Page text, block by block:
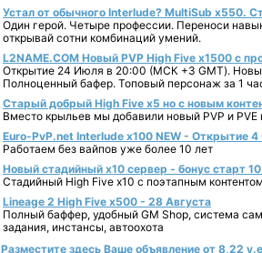
Устал от обычного Interlude? MultiSub x550.
Один герой. Четыре профессии. Переноси
открывай сотни комбинаций умений.
L2NAME.COM Новый PVP High Five x1500 с
Открытие 24 Июля в 20:00 (МСК +3 GMT).
Полноценный бафер. Топовый персонаж за 1
Старый добрый High Five x5 но с новым
Вместо крыльев мы добавили новый PVP и PVE
Euro-PvP.net Interlude х100 NEW - Открытие 4
Работаем без вайпов уже более 10 лет
Новый стадийный х10 сервер - бонус старт
Стадийный High Five x10 с поэтапным
Lineage 2 High Five x500 - 28 Августа
Полный баффер, удобный GM Shop, система
задания, инстансы, автоохота
Разместите здесь Ваше объявление от 8,22